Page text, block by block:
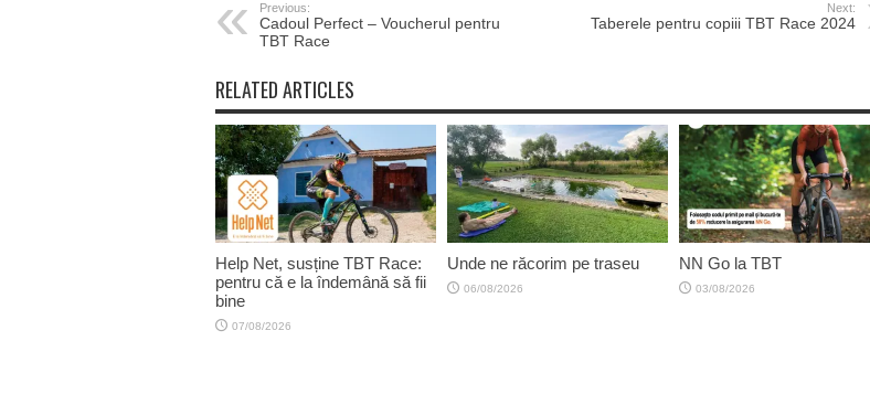
Previous:
Cadoul Perfect – Voucherul pentru
TBT Race
Next:
Taberele pentru copiii TBT Race 2024
RELATED ARTICLES
Help Net, susține TBT Race:
pentru că e la îndemână să fii
bine
07/08/2026
Unde ne răcorim pe traseu
06/08/2026
NN Go la TBT
03/08/2026